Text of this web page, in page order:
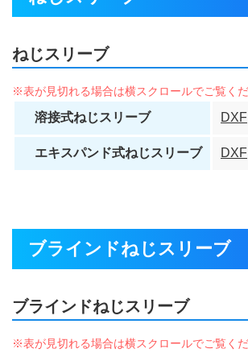
ねじスリーブ
溶接式ねじスリーブ DXF
エキスパンド式ねじスリーブ DXF
ブラインドねじスリーブ
ブラインドねじスリーブ